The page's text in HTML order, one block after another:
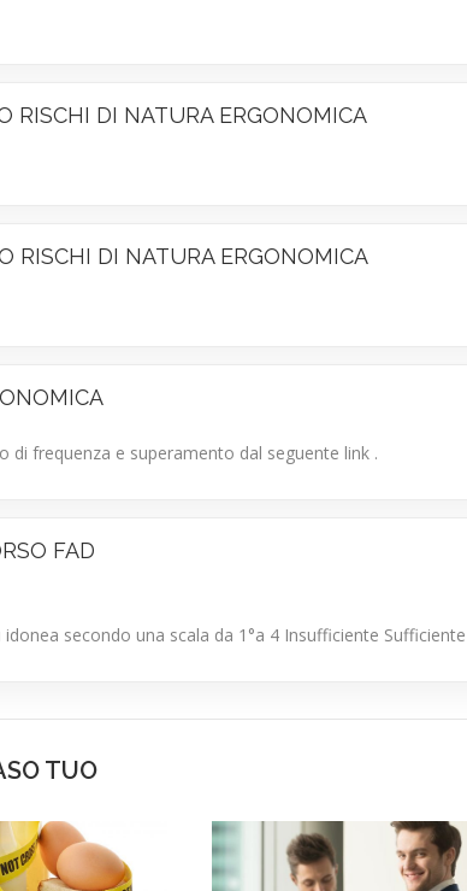
DI NATURA ERGONOMICA
DI NATURA ERGONOMICA
frequenza e superamento dal seguente link .
FAD
secondo una scala da 1°a 4 Insufficiente
TUO